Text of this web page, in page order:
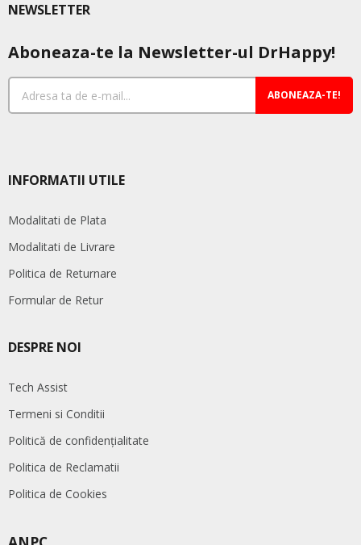
NEWSLETTER
Aboneaza-te la Newsletter-ul DrHappy!
ABONEAZA-TE!
INFORMATII UTILE
Modalitati de Plata
Modalitati de Livrare
Politica de Returnare
Formular de Retur
DESPRE NOI
Tech Assist
Termeni si Conditii
Politică de confidențialitate
Politica de Reclamatii
Politica de Cookies